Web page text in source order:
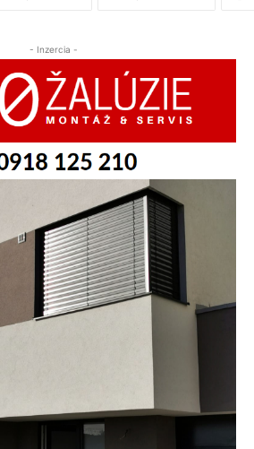
- Inzercia -